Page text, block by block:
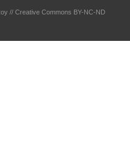
// Creative Commons BY-NC-ND